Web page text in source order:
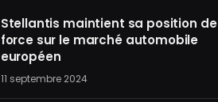
Stellantis maintient sa position de
force sur le marché automobile
européen
11 septembre 2024